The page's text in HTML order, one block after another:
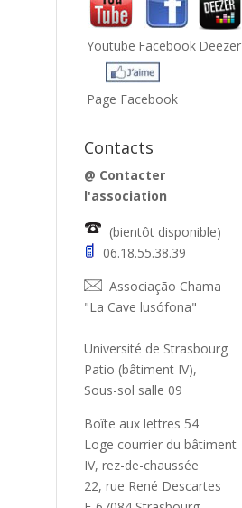
Youtube Facebook Deezer
Page Facebook
Contacts
@ Contacter
l'association
(bientôt disponible)
06.18.55.38.39
Associação Chama
"La Cave lusófona"
Université de Strasbourg
Patio (bâtiment IV),
Sous-sol salle 09
Boîte aux lettres 54
Loge courrier du bâtiment
IV, rez-de-chaussée
22, rue René Descartes